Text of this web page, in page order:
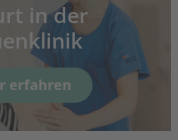
in der
erfahren